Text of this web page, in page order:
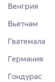
Венгрия
Вьетнам
Гватемала
Германия
Гондурас